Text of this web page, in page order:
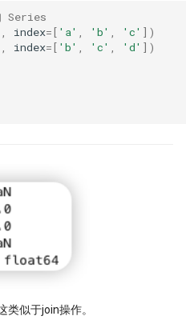
Series
index=[ 'a' 'b' 'c' ])
index=[ 'b' 'c' 'd' ])
类似于join操作。